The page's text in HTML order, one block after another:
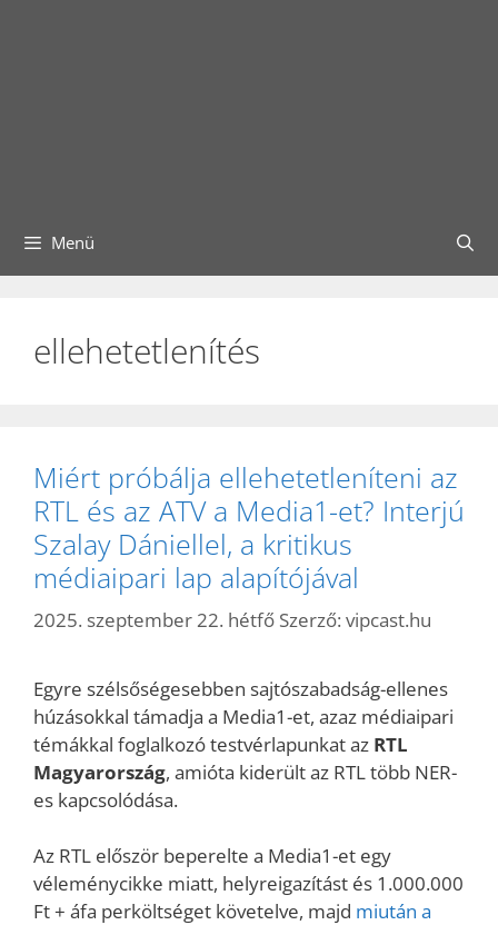
Menü
ellehetetlenítés
Miért próbálja ellehetetleníteni az
RTL és az ATV a Media1-et? Interjú
Szalay Dániellel, a kritikus
médiaipari lap alapítójával
2025. szeptember 22. hétfő Szerző: vipcast.hu
Egyre szélsőségesebben sajtószabadság-ellenes
húzásokkal támadja a Media1-et, azaz médiaipari
témákkal foglalkozó testvérlapunkat az RTL
Magyarország, amióta kiderült az RTL több NER-
es kapcsolódása.
Az RTL először beperelte a Media1-et egy
véleménycikke miatt, helyreigazítást és 1.000.000
Ft + áfa perköltséget követelve, majd miután a